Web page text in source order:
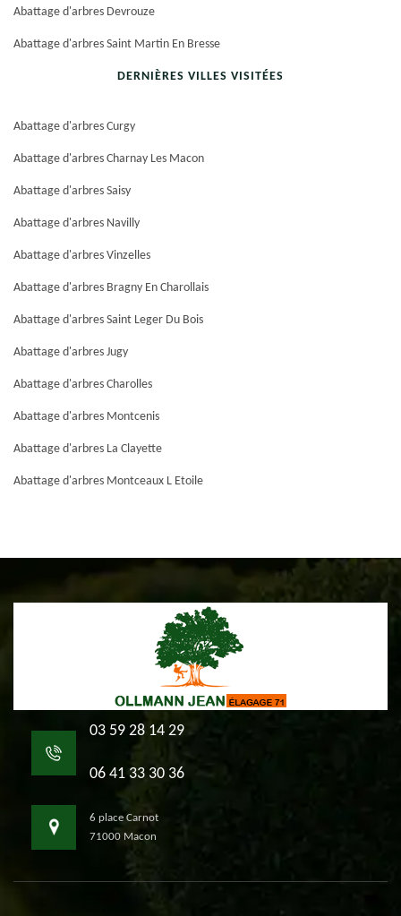
Abattage d'arbres Devrouze
Abattage d'arbres Saint Martin En Bresse
DERNIÈRES VILLES VISITÉES
Abattage d'arbres Curgy
Abattage d'arbres Charnay Les Macon
Abattage d'arbres Saisy
Abattage d'arbres Navilly
Abattage d'arbres Vinzelles
Abattage d'arbres Bragny En Charollais
Abattage d'arbres Saint Leger Du Bois
Abattage d'arbres Jugy
Abattage d'arbres Charolles
Abattage d'arbres Montcenis
Abattage d'arbres La Clayette
Abattage d'arbres Montceaux L Etoile
03 59 28 14 29
06 41 33 30 36
6 place Carnot
71000 Macon